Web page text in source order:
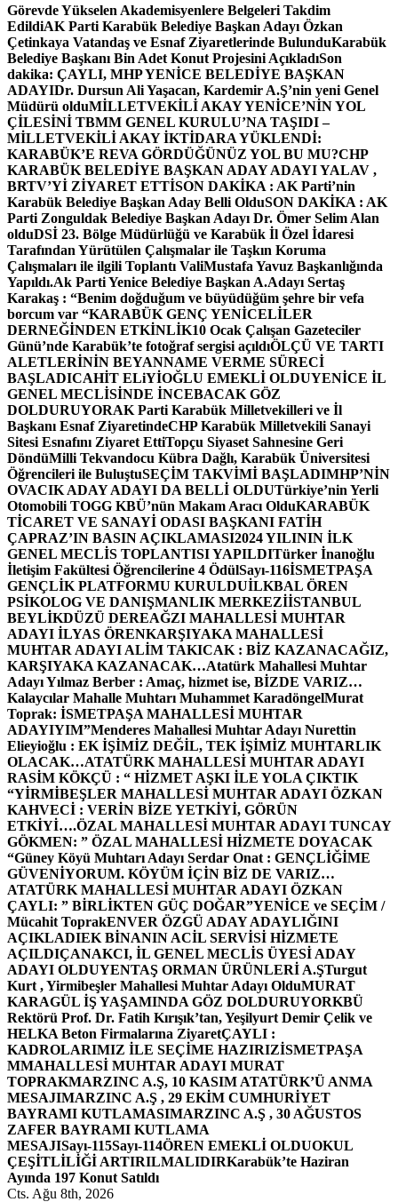
Görevde Yükselen Akademisyenlere Belgeleri Takdim
EdildiAK Parti Karabük Belediye Başkan Adayı Özkan
Çetinkaya Vatandaş ve Esnaf Ziyaretlerinde BulunduKarabük
Belediye Başkanı Bin Adet Konut Projesini AçıkladıSon
dakika: ÇAYLI, MHP YENİCE BELEDİYE BAŞKAN
ADAYIDr. Dursun Ali Yaşacan, Kardemir A.Ş’nin yeni Genel
Müdürü olduMİLLETVEKİLİ AKAY YENİCE’NİN YOL
ÇİLESİNİ TBMM GENEL KURULU’NA TAŞIDI –
MİLLETVEKİLİ AKAY İKTİDARA YÜKLENDİ:
KARABÜK’E REVA GÖRDÜĞÜNÜZ YOL BU MU?CHP
KARABÜK BELEDİYE BAŞKAN ADAY ADAYI YALAV ,
BRTV’Yİ ZİYARET ETTİSON DAKİKA : AK Parti’nin
Karabük Belediye Başkan Aday Belli OlduSON DAKİKA : AK
Parti Zonguldak Belediye Başkan Adayı Dr. Ömer Selim Alan
olduDSİ 23. Bölge Müdürlüğü ve Karabük İl Özel İdaresi
Tarafından Yürütülen Çalışmalar ile Taşkın Koruma
Çalışmaları ile ilgili Toplantı ValiMustafa Yavuz Başkanlığında
Yapıldı.Ak Parti Yenice Belediye Başkan A.Adayı Sertaş
Karakaş : “Benim doğduğum ve büyüdüğüm şehre bir vefa
borcum var “KARABÜK GENÇ YENİCELİLER
DERNEĞİNDEN ETKİNLİK10 Ocak Çalışan Gazeteciler
Günü’nde Karabük’te fotoğraf sergisi açıldıÖLÇÜ VE TARTI
ALETLERİNİN BEYANNAME VERME SÜRECİ
BAŞLADICAHİT ELiYİOĞLU EMEKLİ OLDUYENİCE İL
GENEL MECLİSİNDE İNCEBACAK GÖZ
DOLDURUYORAK Parti Karabük Milletvekilleri ve İl
Başkanı Esnaf ZiyaretindeCHP Karabük Milletvekili Sanayi
Sitesi Esnafını Ziyaret EttiTopçu Siyaset Sahnesine Geri
DöndüMilli Tekvandocu Kübra Dağlı, Karabük Üniversitesi
Öğrencileri ile BuluştuSEÇİM TAKVİMİ BAŞLADIMHP’NİN
OVACIK ADAY ADAYI DA BELLİ OLDUTürkiye’nin Yerli
Otomobili TOGG KBÜ’nün Makam Aracı OlduKARABÜK
TİCARET VE SANAYİ ODASI BAŞKANI FATİH
ÇAPRAZ’IN BASIN AÇIKLAMASI2024 YILININ İLK
GENEL MECLİS TOPLANTISI YAPILDITürker İnanoğlu
İletişim Fakültesi Öğrencilerine 4 ÖdülSayı-116İSMETPAŞA
GENÇLİK PLATFORMU KURULDUİLKBAL ÖREN
PSİKOLOG VE DANIŞMANLIK MERKEZİİSTANBUL
BEYLİKDÜZÜ DEREAĞZI MAHALLESİ MUHTAR
ADAYI İLYAS ÖRENKARŞIYAKA MAHALLESİ
MUHTAR ADAYI ALİM TAKICAK : BİZ KAZANACAĞIZ,
KARŞIYAKA KAZANACAK…Atatürk Mahallesi Muhtar
Adayı Yılmaz Berber : Amaç, hizmet ise, BİZDE VARIZ…
Kalaycılar Mahalle Muhtarı Muhammet KaradöngelMurat
Toprak: İSMETPAŞA MAHALLESİ MUHTAR
ADAYIYIM”Menderes Mahallesi Muhtar Adayı Nurettin
Elieyioğlu : EK İŞİMİZ DEĞİL, TEK İŞİMİZ MUHTARLIK
OLACAK…ATATÜRK MAHALLESİ MUHTAR ADAYI
RASİM KÖKÇÜ : “ HİZMET AŞKI İLE YOLA ÇIKTIK
“YİRMİBEŞLER MAHALLESİ MUHTAR ADAYI ÖZKAN
KAHVECİ : VERİN BİZE YETKİYİ, GÖRÜN
ETKİYİ….ÖZAL MAHALLESİ MUHTAR ADAYI TUNCAY
GÖKMEN: ” ÖZAL MAHALLESİ HİZMETE DOYACAK
“Güney Köyü Muhtarı Adayı Serdar Onat : GENÇLİĞİME
GÜVENİYORUM. KÖYÜM İÇİN BİZ DE VARIZ…
ATATÜRK MAHALLESİ MUHTAR ADAYI ÖZKAN
ÇAYLI: ” BİRLİKTEN GÜÇ DOĞAR”YENİCE ve SEÇİM /
Mücahit ToprakENVER ÖZGÜ ADAY ADAYLIĞINI
AÇIKLADIEK BİNANIN ACİL SERVİSİ HİZMETE
AÇILDIÇANAKCI, İL GENEL MECLİS ÜYESİ ADAY
ADAYI OLDUYENTAŞ ORMAN ÜRÜNLERİ A.ŞTurgut
Kurt , Yirmibeşler Mahallesi Muhtar Adayı OlduMURAT
KARAGÜL İŞ YAŞAMINDA GÖZ DOLDURUYORKBÜ
Rektörü Prof. Dr. Fatih Kırışık’tan, Yeşilyurt Demir Çelik ve
HELKA Beton Firmalarına ZiyaretÇAYLI :
KADROLARIMIZ İLE SEÇİME HAZIRIZİSMETPAŞA
MMAHALLESİ MUHTAR ADAYI MURAT
TOPRAKMARZINC A.Ş, 10 KASIM ATATÜRK’Ü ANMA
MESAJIMARZINC A.Ş , 29 EKİM CUMHURİYET
BAYRAMI KUTLAMASIMARZINC A.Ş , 30 AĞUSTOS
ZAFER BAYRAMI KUTLAMA
MESAJISayı-115Sayı-114ÖREN EMEKLİ OLDUOKUL
ÇEŞİTLİLİĞİ ARTIRILMALIDIRKarabük’te Haziran
Ayında 197 Konut Satıldı
Cts. Ağu 8th, 2026